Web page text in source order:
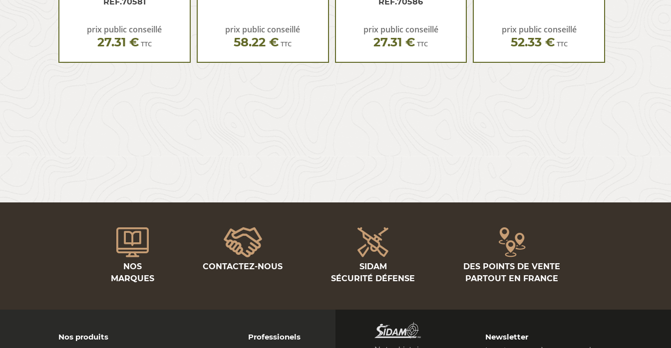
prix public conseillé
27.31 € TTC
prix public conseillé
58.22 € TTC
prix public conseillé
27.31 € TTC
prix public conseillé
52.33 € TTC
NOS
MARQUES
CONTACTEZ-NOUS
SIDAM
SÉCURITÉ DÉFENSE
DES POINTS DE VENTE
PARTOUT EN FRANCE
Nos produits Professionels Newsletter